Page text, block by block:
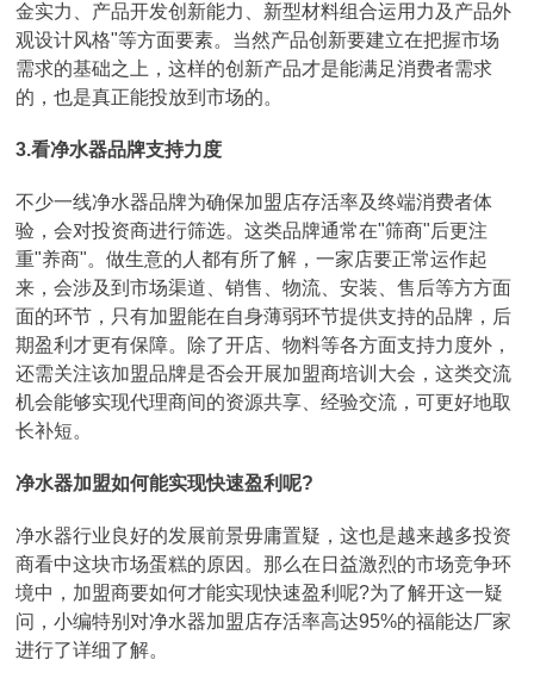
金实力、产品开发创新能力、新型材料组合运用力及产品外
观设计风格"等方面要素。当然产品创新要建立在把握市场
需求的基础之上，这样的创新产品才是能满足消费者需求
的，也是真正能投放到市场的。
3.看净水器品牌支持力度
不少一线净水器品牌为确保加盟店存活率及终端消费者体
验，会对投资商进行筛选。这类品牌通常在"筛商"后更注
重"养商"。做生意的人都有所了解，一家店要正常运作起
来，会涉及到市场渠道、销售、物流、安装、售后等方方面
面的环节，只有加盟能在自身薄弱环节提供支持的品牌，后
期盈利才更有保障。除了开店、物料等各方面支持力度外，
还需关注该加盟品牌是否会开展加盟商培训大会，这类交流
机会能够实现代理商间的资源共享、经验交流，可更好地取
长补短。
净水器加盟如何能实现快速盈利呢?
净水器行业良好的发展前景毋庸置疑，这也是越来越多投资
商看中这块市场蛋糕的原因。那么在日益激烈的市场竞争环
境中，加盟商要如何才能实现快速盈利呢?为了解开这一疑
问，小编特别对净水器加盟店存活率高达95%的福能达厂家
进行了详细了解。